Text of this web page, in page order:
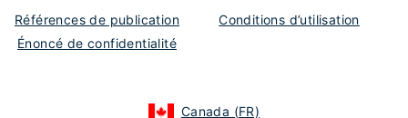
Références de publication
Conditions d’utilisation
Énoncé de confidentialité
Canada (FR)